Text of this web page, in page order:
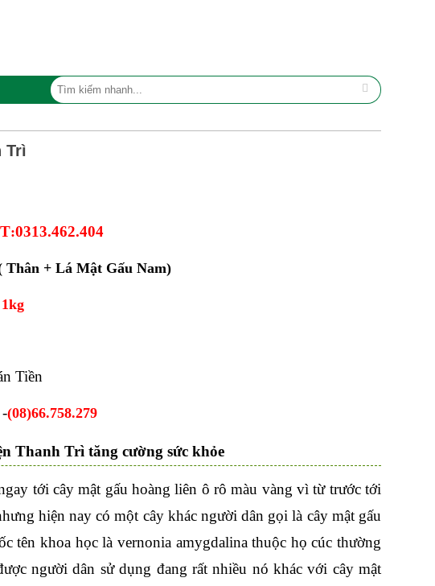
Trì
:0313.462.404
+ Lá Mật Gấu Nam)
Tiền
(08)66.758.279
Thanh Trì tăng cường sức khỏe
tới cây mật gấu hoàng liên ô rô màu vàng vì từ trước tới
hiện nay có một cây khác người dân gọi là cây mật gấu
tên khoa học là vernonia amygdalina thuộc họ cúc thường
người dân sử dụng đang rất nhiều nó khác với cây mật